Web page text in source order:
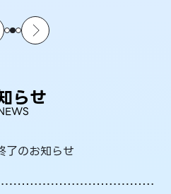
らせ
了のお知らせ